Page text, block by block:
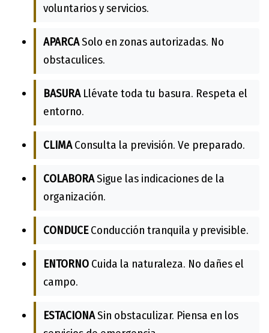
voluntarios y servicios.
APARCASolo en zonas autorizadas. No
obstaculices.
BASURALlévate toda tu basura. Respeta el
entorno.
CLIMAConsulta la previsión. Ve preparado.
COLABORASigue las indicaciones de la
organización.
CONDUCEConducción tranquila y previsible.
ENTORNO Cuida la naturaleza. No dañes el
campo.
ESTACIONASin obstaculizar. Piensa en los